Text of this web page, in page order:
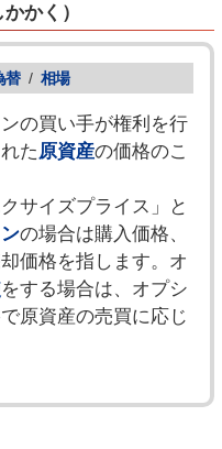
かく ）
替 / 相場
の買い手が権利を行
た原資産の価格のこ
サイズプライス」と
の場合は購入価格、
価格を指します。オ
をする場合は、オプシ
原資産の売買に応じ